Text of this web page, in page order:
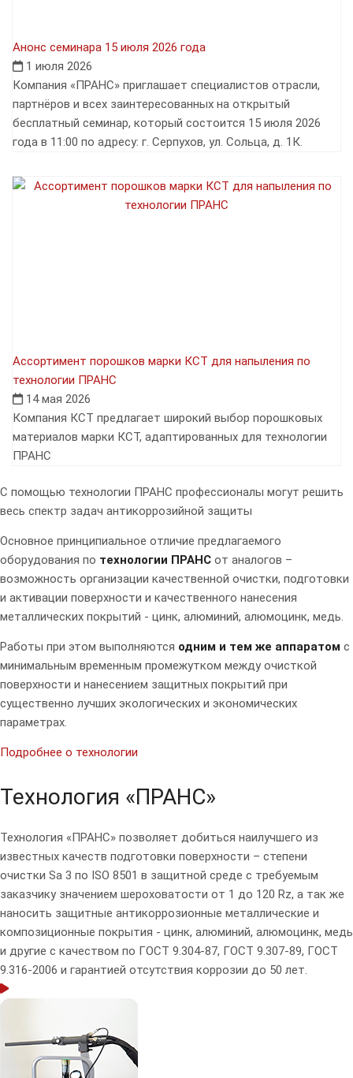
Анонс семинара 15 июля 2026 года
1 июля 2026
Компания «ПРАНС» приглашает специалистов отрасли,
партнёров и всех заинтересованных на открытый
бесплатный семинар, который состоится 15 июля 2026
года в 11:00 по адресу: г. Серпухов, ул. Сольца, д. 1К.
Ассортимент порошков марки КСТ для напыления по
технологии ПРАНС
14 мая 2026
Компания КСТ предлагает широкий выбор порошковых
материалов марки КСТ, адаптированных для технологии
ПРАНС
C помощью технологии ПРАНС профессионалы могут решить
весь спектр задач антикоррозийной защиты
Основное принципиальное отличие предлагаемого
оборудования по технологии ПРАНС от аналогов –
возможность организации качественной очистки, подготовки
и активации поверхности и качественного нанесения
металлических покрытий - цинк, алюминий, алюмоцинк, медь.
Работы при этом выполняются одним и тем же аппаратом с
минимальным временным промежутком между очисткой
поверхности и нанесением защитных покрытий при
существенно лучших экологических и экономических
параметрах.
Подробнее о технологии
Технология «ПРАНС»
Технология «ПРАНС» позволяет добиться наилучшего из
известных качеств подготовки поверхности – степени
очистки Sa 3 по ISO 8501 в защитной среде с требуемым
заказчику значением шероховатости от 1 до 120 Rz, а так же​
наносить защитные антикоррозионные металлические и
композиционные покрытия - цинк, алюминий, алюмоцинк, медь
и другие ​с качеством по ГОСТ 9.304-87, ГОСТ 9.307-89​, ГОСТ
9.316-2006 и ​гарантией отсутствия коррозии до 50 лет.